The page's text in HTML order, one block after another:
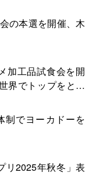
の本選を開催、木
加工品試食会を開
界でトップをとれ
の拡大を」
制でヨーカドーを
リ2025年秋冬」表